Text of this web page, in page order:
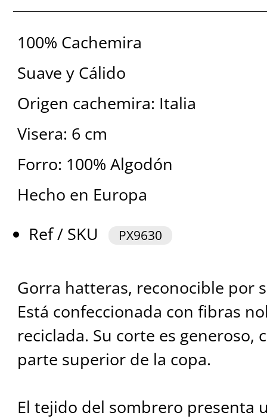
100% Cachemira
Suave y Cálido
Origen cachemira: Italia
Visera: 6 cm
Forro: 100% Algodón
Hecho en Europa
Ref / SKU
PX9630
Gorra hatteras, reconocible por
Está confeccionada con fibras
reciclada. Su corte es generoso,
parte superior de la copa.
El tejido del sombrero presenta